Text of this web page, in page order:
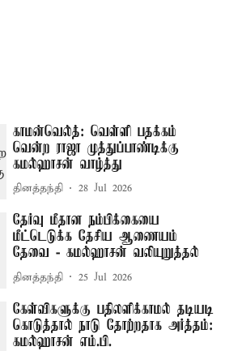
காமன்வெல்த்: வெள்ளி பதக்கம்
வென்ற ராஜா முத்துப்பாண்டிக்கு
கமல்ஹாசன் வாழ்த்து
தினத்தந்தி 28 Jul 2026
தேர்வு மீதான நம்பிக்கையை
மீட்டெடுக்க தேசிய ஆணையம்
தேவை - கமல்ஹாசன் வலியுறுத்தல்
தினத்தந்தி 25 Jul 2026
கேள்விகளுக்கு பதிலளிக்காமல் தடியடி
கொடுத்தால் நாடு தோற்றதாக அர்த்தம்:
கமல்ஹாசன் எம்.பி.